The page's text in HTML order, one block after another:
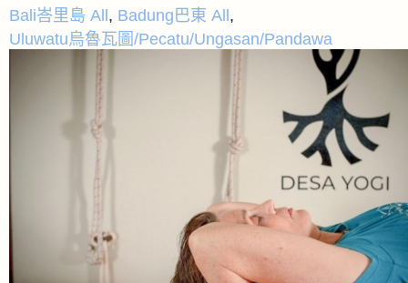
Bali峇里島 All , Badung巴東 All ,
Uluwatu烏魯瓦圖/Pecatu/Ungasan/Pandawa